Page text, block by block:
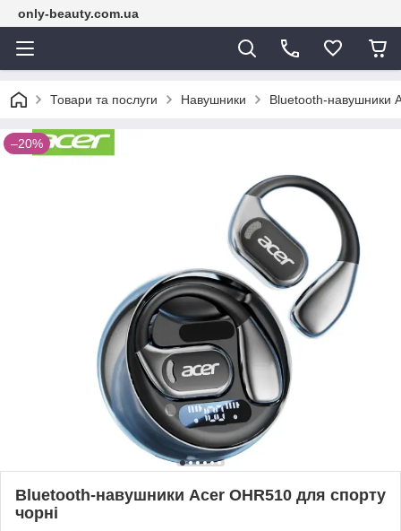
only-beauty.com.ua
Товари та послуги Навушники Bluetooth-навушники
–20%
Bluetooth-навушники Acer OHR510 для спорту
чорні